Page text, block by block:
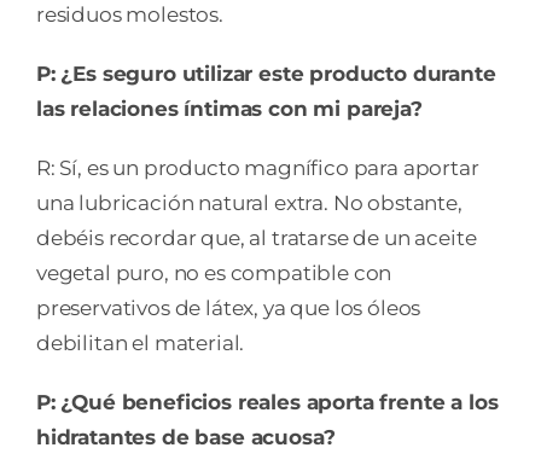
residuos molestos.
P: ¿Es seguro utilizar este producto durante
las relaciones íntimas con mi pareja?
R: Sí, es un producto magnífico para aportar
una lubricación natural extra. No obstante,
debéis recordar que, al tratarse de un aceite
vegetal puro, no es compatible con
preservativos de látex, ya que los óleos
debilitan el material.
P: ¿Qué beneficios reales aporta frente a los
hidratantes de base acuosa?